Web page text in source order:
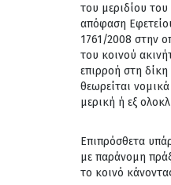
του μεριδίου
απόφαση
1761/2008 στην
του κοινού
επιρροή στη
θεωρείται
μερική ή εξ
Επιπρόσθετα
με παράνομη
το κοινό